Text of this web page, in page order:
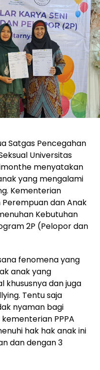
Satgas Pencegahan
Universitas
menyatakan
yang mengalami
Kementerian
dan Anak
Kebutuhan
2P (Pelopor dan
fenomena yang
anak yang
khususnya dan juga
Tentu saja
nyaman bagi
PPPA
hak hak anak ini
dan dengan 3